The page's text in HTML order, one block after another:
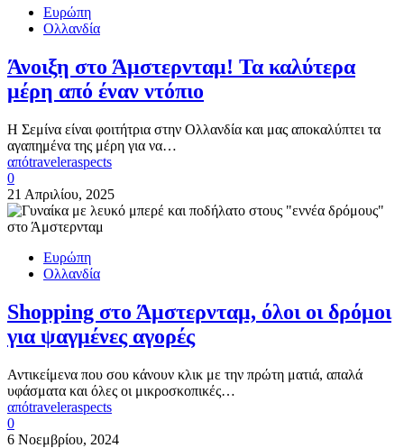
Ευρώπη
Ολλανδία
Άνοιξη στο Άμστερνταμ! Τα καλύτερα
μέρη από έναν ντόπιο
Η Σεμίνα είναι φοιτήτρια στην Ολλανδία και μας αποκαλύπτει τα
αγαπημένα της μέρη για να…
απόtraveleraspects
0
21 Απριλίου, 2025
Ευρώπη
Ολλανδία
Shopping στο Άμστερνταμ, όλοι οι δρόμοι
για ψαγμένες αγορές
Αντικείμενα που σου κάνουν κλικ με την πρώτη ματιά, απαλά
υφάσματα και όλες οι μικροσκοπικές…
απόtraveleraspects
0
6 Νοεμβρίου, 2024